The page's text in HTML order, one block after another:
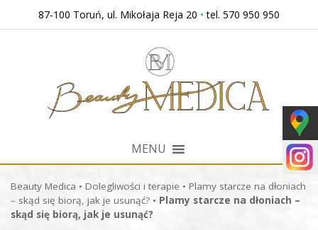
87-100 Toruń, ul. Mikołaja Reja 20 • tel. 570 950 950
MENU
Beauty Medica • Dolegliwości i terapie • Plamy starcze na dłoniach
– skąd się biorą, jak je usunąć? • Plamy starcze na dłoniach –
skąd się biorą, jak je usunąć?